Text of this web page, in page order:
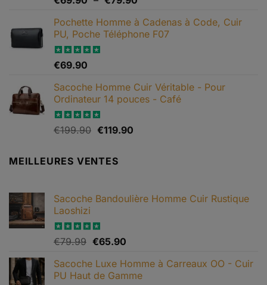
prix :
€69.90
Pochette Homme à Cadenas à Code, Cuir
PU, Poche Téléphone F07
Note4.67
€69.90
Sacoche Homme Cuir Véritable - Pour
Ordinateur 14 pouces - Café
Note5.00
€199.90 Le
initial
était :
€119.90Le
MEILLEURES VENTES
Sacoche Bandoulière Homme Cuir Rustique
Laoshizi
Note4.88
€79.99 Le
initial
était :
€65.90Le
actuel
est :
Sacoche Luxe Homme à Carreaux OO - Cuir
PU Haut de Gamme